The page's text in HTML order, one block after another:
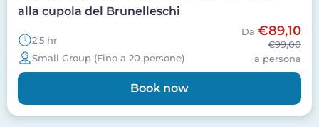
alla cupola del Brunelleschi
2.5 hr
Small Group (Fino a 20 persone)
Da €89,10
€99,00
a persona
Book now